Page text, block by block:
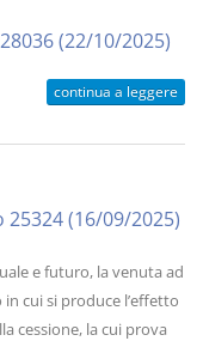
(22/10/2025)
continua a leggere
25324 (16/09/2025)
e futuro, la venuta ad
cui si produce l’effetto
cessione, la cui prova